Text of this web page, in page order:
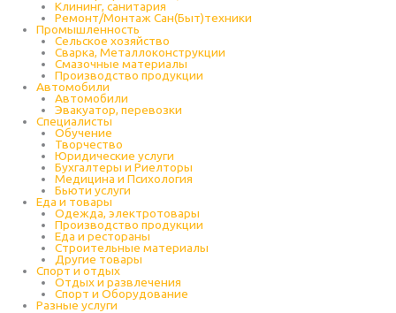
Клининг, санитария
Ремонт/Монтаж Сан(Быт)техники
Промышленность
Cельское хозяйство
Сварка, Металлоконструкции
Cмазочные материалы
Производство продукции
Автомобили
Автомобили
Эвакуатор, перевозки
Специалисты
Обучение
Творчество
Юридические услуги
Бухгалтеры и Риелторы
Медицина и Психология
Бьюти услуги
Еда и товары
Одежда, электротовары
Производство продукции
Еда и рестораны
Строительные материалы
Другие товары
Спорт и отдых
Отдых и развлечения
Спорт и Оборудование
Разные услуги